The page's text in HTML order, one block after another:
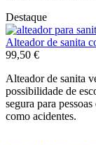
Destaque
Alteador de sanita
99,50 €
Alteador de sanita
possibilidade de
segura para
como acidentes.